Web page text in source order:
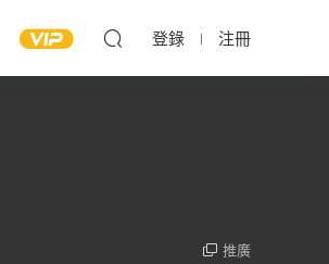
登錄 注冊
推廣